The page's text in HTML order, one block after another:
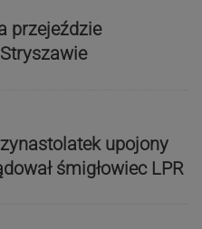
przejeździe
upojony
śmigłowiec LPR